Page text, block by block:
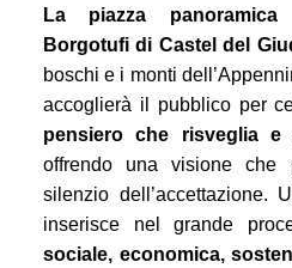
La piazza panoramica
Borgotufi di Castel del
boschi e i monti
accoglierà il pubblico per
pensiero che risveglia e
offrendo una visione che
silenzio dell’accettazione.
inserisce nel grande
sociale, economica,